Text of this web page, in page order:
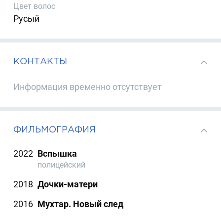
Цвет волос
Русый
КОНТАКТЫ
Информация временно отсутствует
ФИЛЬМОГРАФИЯ
2022 Вспышка
полицейский
2018 Дочки-матери
2016 Мухтар. Новый след